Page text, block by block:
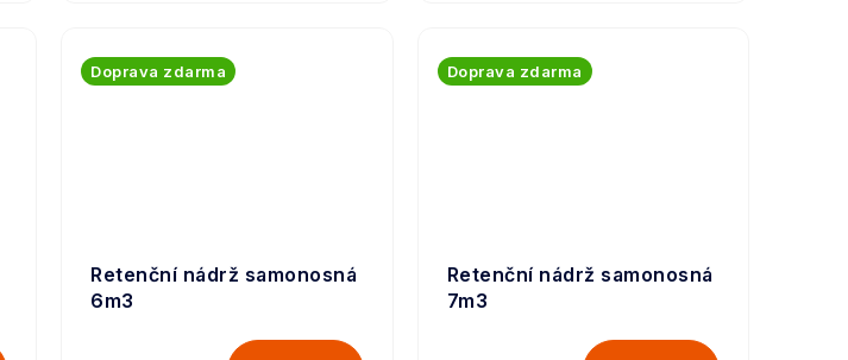
Retenční nádrž samonosná
6m3
Doprava zdarma
Retenční nádrž samonosná
7m3
Doprava zdarma